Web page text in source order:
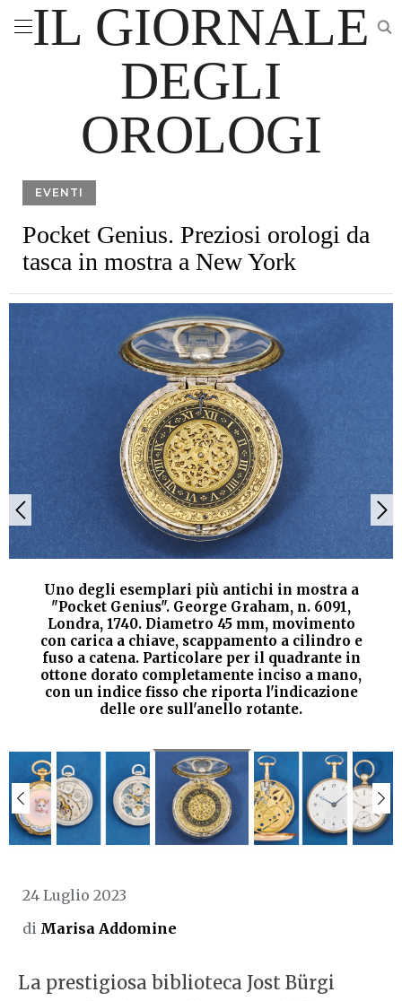
IL GIORNALE
DEGLI
OROLOGI
EVENTI
Pocket Genius. Preziosi orologi da
tasca in mostra a New York
Uno degli esemplari più antichi in mostra a
"Pocket Genius". George Graham, n. 6091,
Londra, 1740. Diametro 45 mm, movimento
con carica a chiave, scappamento a cilindro e
fuso a catena. Particolare per il quadrante in
ottone dorato completamente inciso a mano,
con un indice fisso che riporta l'indicazione
delle ore sull'anello rotante.
24 Luglio 2023
di Marisa Addomine
La prestigiosa biblioteca Jost Bürgi